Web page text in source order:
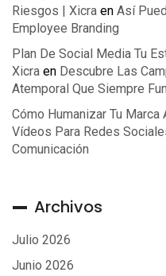
Riesgos | Xicra en Así
Employee Branding
Plan De Social Media Tu
Xicra en Descubre Las
Atemporal Que Siempre
Cómo Humanizar Tu Marca
Vídeos Para Redes
Comunicación
Archivos
Julio 2026
Junio 2026